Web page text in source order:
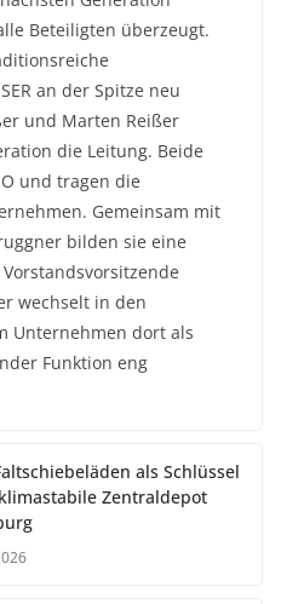
Beteiligten überzeugt.
an der Spitze neu
und Marten Reißer
die Leitung. Beide
und tragen die
Gemeinsam mit
bilden sie eine
wechselt in den
Unternehmen dort als
Funktion eng
als Schlüssel
Zentraldepot